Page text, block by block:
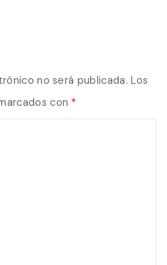
no será publicada. Los
con *